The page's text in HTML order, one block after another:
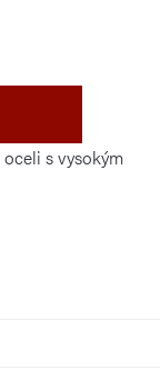
s vysokým